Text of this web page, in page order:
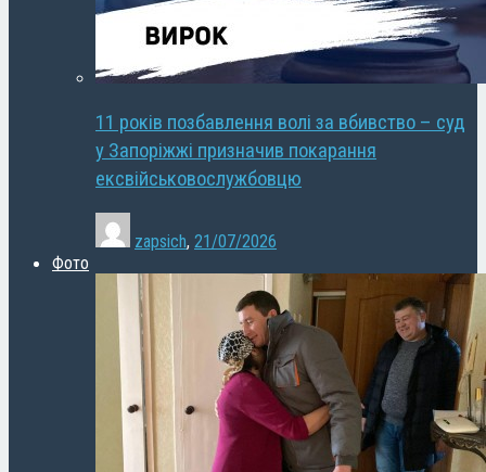
11 років позбавлення волі за вбивство – суд
у Запоріжжі призначив покарання
ексвійськовослужбовцю
zapsich, 21/07/2026
Фото